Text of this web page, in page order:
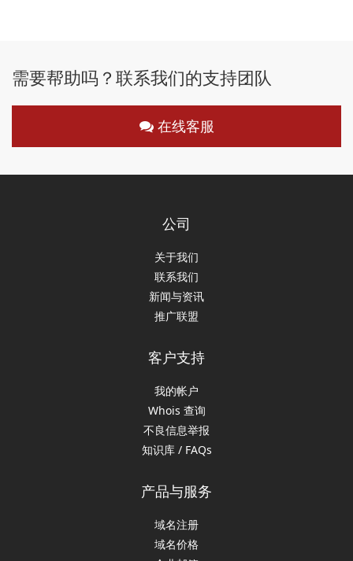
需要帮助吗？联系我们的支持团队
在线客服
公司
关于我们
联系我们
新闻与资讯
推广联盟
客户支持
我的帐户
Whois 查询
不良信息举报
知识库 / FAQs
产品与服务
域名注册
域名价格